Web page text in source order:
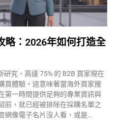
略：2026年如何打造全
究，高達 75% 的 B2B 買家現在
買體驗。這意味著當海外買家搜
第一時間提供足夠的專業資訊與
前，就已經被排除在採購名單之
網像電子名片沒人看，或是…